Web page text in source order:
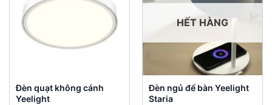
Đèn quạt không cánh
Yeelight
HẾT HÀNG
Đèn ngủ để bàn Yeelight
Staria